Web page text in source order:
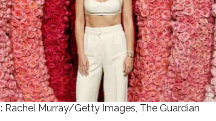
Rachel Murray/Getty Images, The Guardian